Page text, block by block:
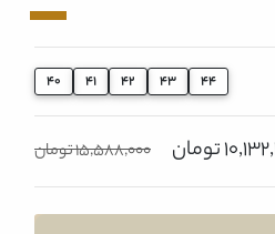
40 42 43 44
تومان 15,588,000 تومان